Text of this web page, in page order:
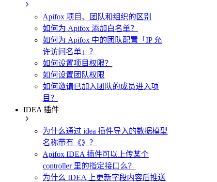
Apifox 项目、团队和组织的区别
如何为 Apifox 添加白名单？
如何为 Apifox 中的团队配置「IP 允
许访问名单」？
如何设置项目权限？
如何设置团队权限
如何邀请已加入团队的成员进入项
目？
IDEA 插件
为什么通过 idea 插件导入的数据模型
名称带有《》？
Apifox IDEA 插件可以上传某个
controller 里的指定接口么？
为什么 IDEA 上更新字段内容后推送